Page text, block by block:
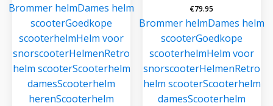
Brommer helmDames helm
scooterGoedkope
scooterhelmHelm voor
snorscooterHelmenRetro
helm scooterScooterhelm
damesScooterhelm
herenScooterhelm
€79.95
Brommer helmDames helm
scooterGoedkope
scooterhelmHelm voor
snorscooterHelmenRetro
helm scooterScooterhelm
damesScooterhelm